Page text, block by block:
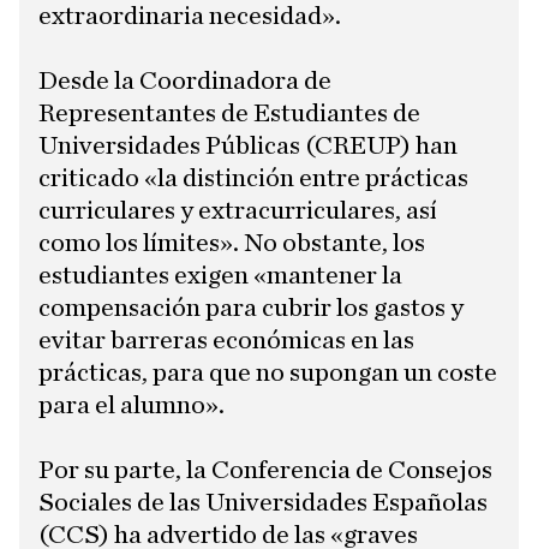
extraordinaria necesidad».
Desde la Coordinadora de
Representantes de Estudiantes de
Universidades Públicas (CREUP) han
criticado «la distinción entre prácticas
curriculares y extracurriculares, así
como los límites». No obstante, los
estudiantes exigen «mantener la
compensación para cubrir los gastos y
evitar barreras económicas en las
prácticas, para que no supongan un coste
para el alumno».
Por su parte, la Conferencia de Consejos
Sociales de las Universidades Españolas
(CCS) ha advertido de las «graves